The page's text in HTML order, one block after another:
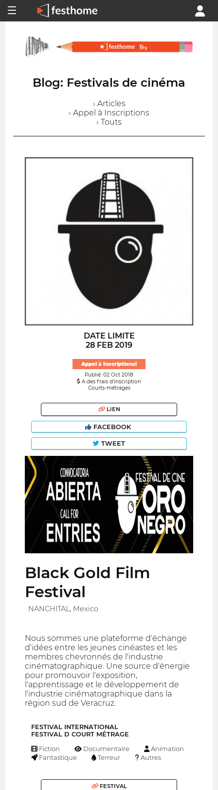
Blog: Festivals de cinéma
› Articles
› Appel à Inscriptions
› Touts
DATE LIMITE
28 FEB 2019
Appel à Inscriptions!
Publié: 02 Oct 2018
A des frais d’inscription
Courts-métrages
LIEN
FACEBOOK
TWEET
Black Gold Film
Festival
NANCHITAL, Mexico
Nous sommes une plateforme d'échange
d'idées entre les jeunes cinéastes et les
membres chevronnés de l'industrie
cinématographique. Une source d'énergie
pour promouvoir l'exposition,
l'apprentissage et le développement de
l'industrie cinématographique dans la
région sud de Veracruz.
FESTIVAL INTERNATIONAL
FESTIVAL D COURT MÉTRAGE
Fiction Documentaire
Animation
Fantastique
Terreur Autres
FESTIVAL